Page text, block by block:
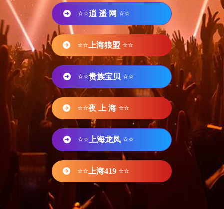
⭐⭐逍 遥 网 ⭐⭐
⭐⭐ 上海狼盟 ⭐⭐
⭐⭐贵族宝贝 ⭐⭐
⭐⭐夜 上 海 ⭐⭐
⭐⭐ 上海龙凤 ⭐⭐
⭐⭐ 上海419 ⭐⭐